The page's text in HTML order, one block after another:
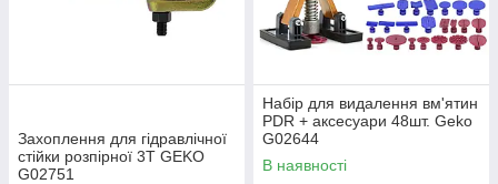
Захоплення для гідравлічної
стійки розпірної 3T GEKO
G02751
Набір для видалення вм'ятин
PDR + аксесуари 48шт. Geko
G02644
В наявності